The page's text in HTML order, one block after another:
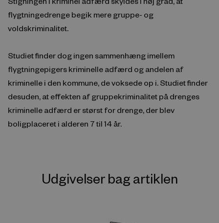
flygtningedrenge begik mere gruppe- og
voldskriminalitet.
Studiet finder dog ingen sammenhæng imellem
flygtningepigers kriminelle adfærd og andelen af
kriminelle i den kommune, de voksede op i. Studiet finder
desuden, at effekten af gruppekriminalitet på drenges
kriminelle adfærd er størst for drenge, der blev
boligplaceret i alderen 7 til 14 år.
Udgivelser bag artiklen